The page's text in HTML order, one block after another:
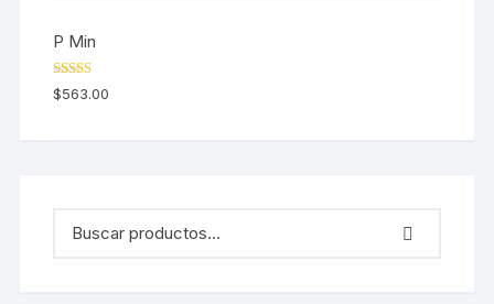
P Min
Valorado en
5.00de 5
$563.00